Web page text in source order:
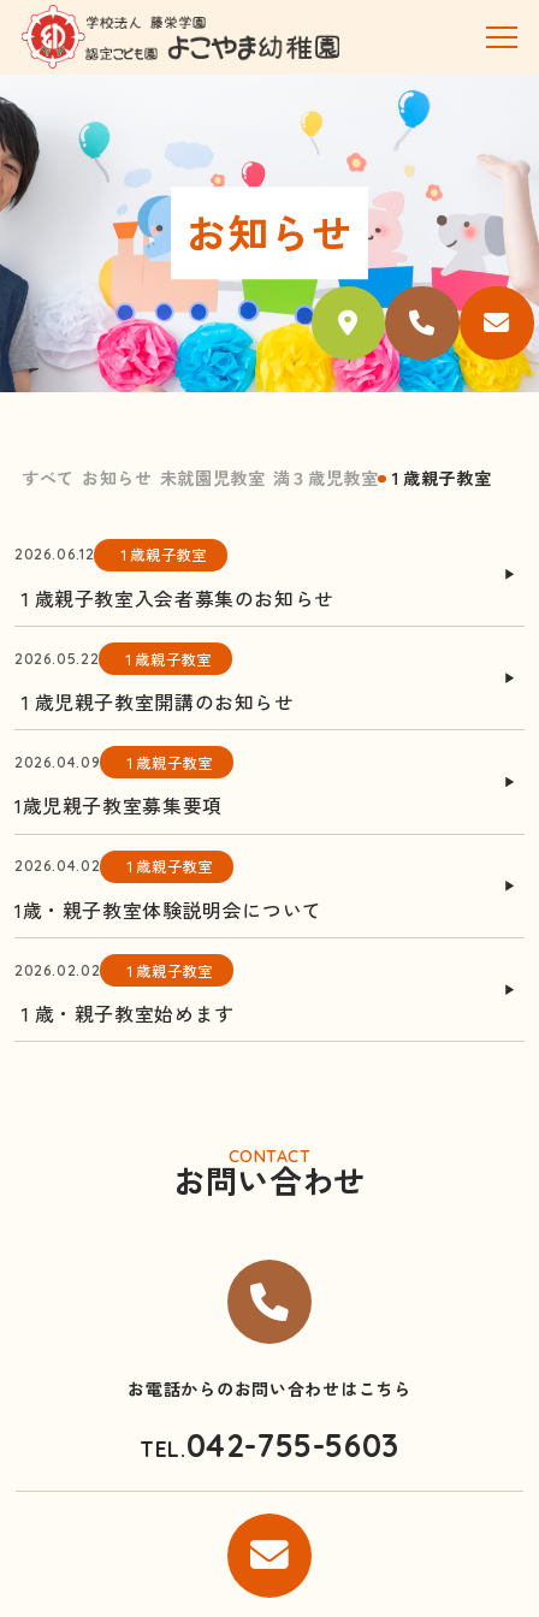
お知らせ
すべて お知らせ 未就園児教室 満３歳児教室 １歳親子教室
2026.06.12 １歳親子教室
１歳親子教室入会者募集のお知らせ
2026.05.22 １歳親子教室
１歳児親子教室開講のお知らせ
2026.04.09 １歳親子教室
1歳児親子教室募集要項
2026.04.02 １歳親子教室
1歳・親子教室体験説明会について
2026.02.02 １歳親子教室
１歳・親子教室始めます
お問い合わせ
CONTACT
お電話からのお問い合わせはこちら
TEL.042-755-5603